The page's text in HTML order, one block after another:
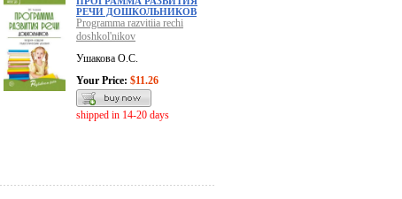
РЕЧИ ДОШКОЛЬНИКОВ
Programma razvitiia rechi
doshkol'nikov
Ушакова О.С.
Your Price: $11.26
shipped in 14-20 days